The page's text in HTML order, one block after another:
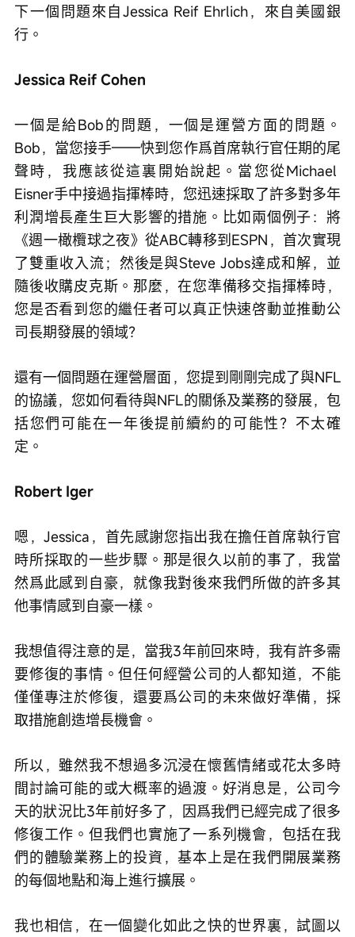
下一個問題來自Jessica Reif Ehrlich，來自美國銀
行。
Jessica Reif Cohen
一個是給Bob的問題，一個是運營方面的問題。
Bob，當您接手——快到您作爲首席執行官任期的尾
聲時，我應該從這裏開始說起。當您從Michael
Eisner手中接過指揮棒時，您迅速採取了許多對多年
利潤增長產生巨大影響的措施。比如兩個例子：將
《週一橄欖球之夜》從ABC轉移到ESPN，首次實現
了雙重收入流；然後是與Steve Jobs達成和解，並
隨後收購皮克斯。那麼，在您準備移交指揮棒時，
您是否看到您的繼任者可以真正快速啓動並推動公
司長期發展的領域？
還有一個問題在運營層面，您提到剛剛完成了與NFL
的協議，您如何看待與NFL的關係及業務的發展，包
括您們可能在一年後提前續約的可能性？不太確
定。
Robert Iger
嗯，Jessica，首先感謝您指出我在擔任首席執行官
時所採取的一些步驟。那是很久以前的事了，我當
然爲此感到自豪，就像我對後來我們所做的許多其
他事情感到自豪一樣。
我想值得注意的是，當我3年前回來時，我有許多需
要修復的事情。但任何經營公司的人都知道，不能
僅僅專注於修復，還要爲公司的未來做好準備，採
取措施創造增長機會。
所以，雖然我不想過多沉浸在懷舊情緒或花太多時
間討論可能的或大概率的過渡。好消息是，公司今
天的狀況比3年前好多了，因爲我們已經完成了很多
修復工作。但我們也實施了一系列機會，包括在我
們的體驗業務上的投資，基本上是在我們開展業務
的每個地點和海上進行擴展。
我也相信，在一個變化如此之快的世界裏，試圖以